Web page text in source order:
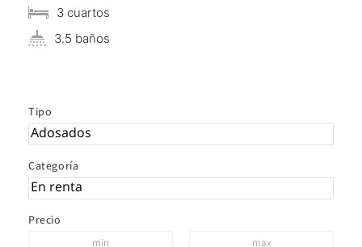
3 сuartos
3.5 baños
Tipo
Categoría
Precio